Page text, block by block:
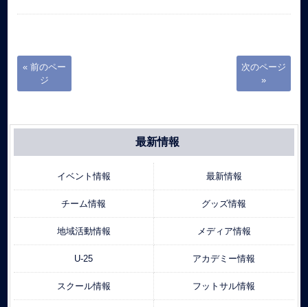
« 前のペー
ジ
次のページ
»
最新情報
イベント情報 最新情報
チーム情報 グッズ情報
地域活動情報 メディア情報
U-25 アカデミー情報
スクール情報 フットサル情報